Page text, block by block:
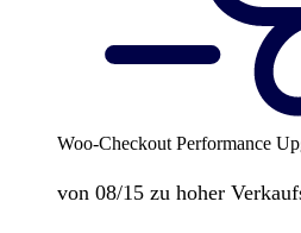
Woo-Checkout Performance
von 08/15 zu hoher